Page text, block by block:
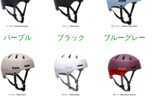
パープル ブラック ブルーグレー